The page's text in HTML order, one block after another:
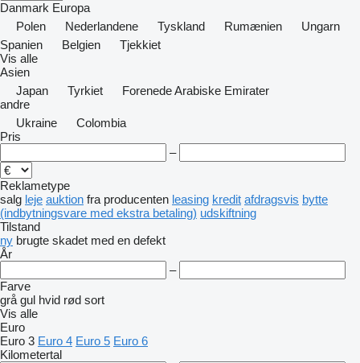
Danmark Europa
Polen
Nederlandene Tyskland Rumænien
Ungarn
Spanien
Belgien
Tjekkiet
Vis alle
Asien
Japan
Tyrkiet
Forenede Arabiske Emirater
andre
Ukraine
Colombia
Pris
–
Reklametype
salg leje auktion fra producenten leasing kredit afdragsvis bytte
(indbytningsvare med ekstra betaling) udskiftning
Tilstand
ny brugte skadet med en defekt
År
–
Farve
grå gul hvid rød sort
Vis alle
Euro
Euro 3 Euro 4 Euro 5 Euro 6
Kilometertal